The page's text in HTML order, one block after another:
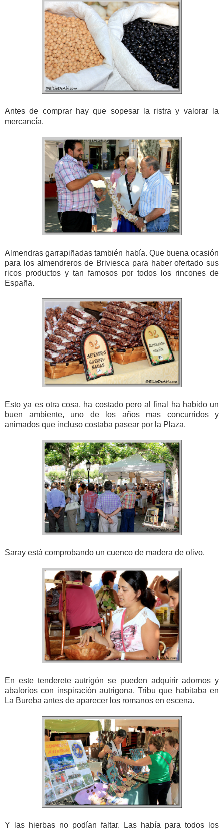
Antes de comprar hay que sopesar la ristra y valorar la
mercancía.
Almendras garrapiñadas también había. Que buena ocasión
para los almendreros de Briviesca para haber ofertado sus
ricos productos y tan famosos por todos los rincones de
España.
Esto ya es otra cosa, ha costado pero al final ha habido un
buen ambiente, uno de los años mas concurridos y
animados que incluso costaba pasear por la Plaza.
Saray está comprobando un cuenco de madera de olivo.
En este tenderete autrigón se pueden adquirir adornos y
abalorios con inspiración autrigona. Tribu que habitaba en
La Bureba antes de aparecer los romanos en escena.
Y las hierbas no podían faltar. Las había para todos los